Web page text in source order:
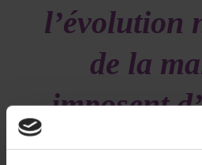
l’évolution
de la
imposent
la prise en